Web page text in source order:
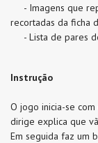
- Imagens que
recortadas da ficha
- Lista de pares
Instrução
O jogo inicia-se
dirige explica que
Em seguida faz um